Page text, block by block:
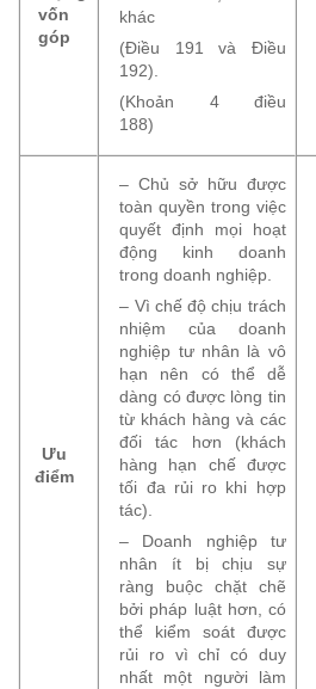
vốn
góp
khác
(Điều 191 và Điều
192).
(Khoản 4 điều
188)
Ưu
điểm
– Chủ sở hữu được
toàn quyền trong việc
quyết định mọi hoạt
động kinh doanh
trong doanh nghiệp.
– Vì chế độ chịu trách
nhiệm của doanh
nghiệp tư nhân là vô
hạn nên có thể dễ
dàng có được lòng tin
từ khách hàng và các
đối tác hơn (khách
hàng hạn chế được
tối đa rủi ro khi hợp
tác).
– Doanh nghiệp tư
nhân ít bị chịu sự
ràng buộc chặt chẽ
bởi pháp luật hơn, có
thể kiểm soát được
rủi ro vì chỉ có duy
nhất một người làm